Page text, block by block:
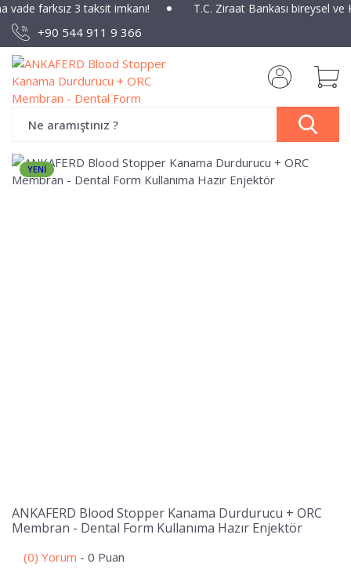
vade farksız 3 taksit imkanı! T.C. Ziraat Bankası bireysel
+90 544 911 9 366
YENİ
ANKAFERD Blood Stopper Kanama Durdurucu + ORC
Membran - Dental Form Kullanıma Hazır Enjektör
(0) Yorum - 0 Puan